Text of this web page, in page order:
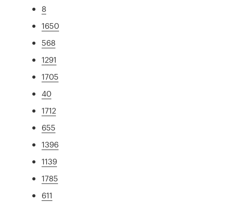
8
1650
568
1291
1705
40
1712
655
1396
1139
1785
611